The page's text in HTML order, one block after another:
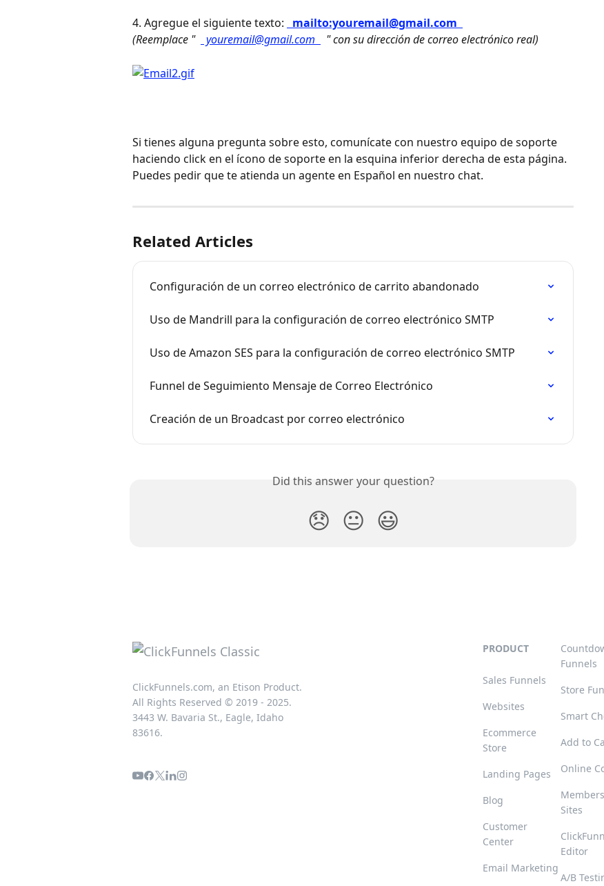
4. Agregue el siguiente texto:
mailto:youremail@gmail.com
(Reemplace "
youremail@gmail.com " con su dirección de correo electrónico real)
Si tienes alguna pregunta sobre esto, comunícate con nuestro equipo de soporte
haciendo click en el ícono de soporte en la esquina inferior derecha de esta página.
Puedes pedir que te atienda un agente en Español en nuestro chat.
Related Articles
Configuración de un correo electrónico de carrito abandonado
Uso de Mandrill para la configuración de correo electrónico SMTP
Uso de Amazon SES para la configuración de correo electrónico SMTP
Funnel de Seguimiento Mensaje de Correo Electrónico
Creación de un Broadcast por correo electrónico
Did this answer your question?
😞 😐 😃
ClickFunnels.com, an Etison Product.
All Rights Reserved © 2019 - 2025.
3443 W. Bavaria St., Eagle, Idaho
83616.
PRODUCT
Sales Funnels
Websites
Ecommerce
Store
Landing Pages
Blog
Customer
Center
Email Marketing
Funnels
Store
Smart
Add to
Online
Sites
Editor
A/B